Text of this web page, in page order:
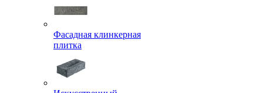
Фасадная клинкерная
плитка